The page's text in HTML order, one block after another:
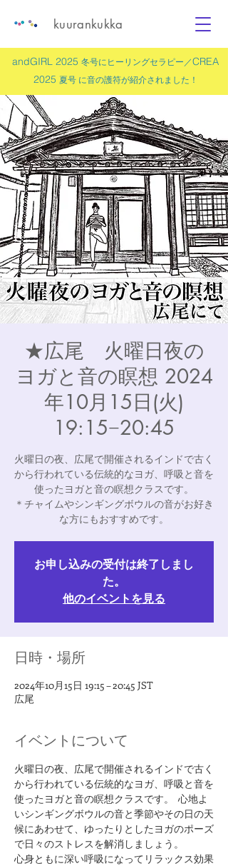
andGIRL 2025 冬号にヒーリングセラピー／CREA
2025 夏号 に音の護符が紹介されました！
kuurankukka
★広尾 火曜日夜の
ヨガと音の瞑想 2024
年10月15日(火)
19:15−20:45
火曜日の夜、広尾で開催されるインドで古く
から行われている伝統的なヨガ、呼吸と音を
使ったヨガと音の瞑想クラスです。
＊チャイムやシンギングボウルの音がお好き
な方にもおすすめです。
お申し込みの受付は終了しまし
た。
他のイベントを見る
日時・場所
2024年10月15日 19:15 – 20:45 JST
広尾
イベントについて
火曜日の夜、広尾で開催されるインドで古く
から行われている伝統的なヨガ、呼吸と音を
使ったヨガと音の瞑想クラスです。  心地よ
いシンギングボウルの音と季節やその日の天
候にあわせて、ゆったりとしたヨガのポーズ
で日々のストレスを解消しましょう。
心身ともに深い呼吸になってリラックス効果